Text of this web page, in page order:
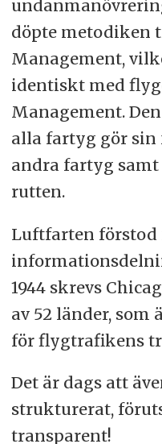
döpte metodiken
Management,
identiskt med
Management.
alla fartyg gör
andra fartyg
rutten.
Luftfarten förstod
1944 skrevs
av 52 länder,
för flygtrafikens
Det är dags att
strukturerat,
transparent!